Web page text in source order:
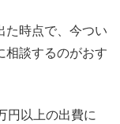
た時点で、今つい
相談するのがおす
円以上の出費に